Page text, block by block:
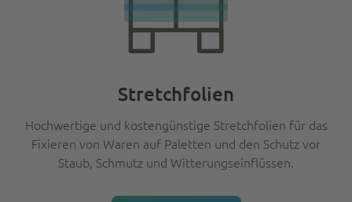
Stretchfolien
Hochwertige und kostengünstige Stretchfolien für das
Fixieren von Waren auf Paletten und den Schutz vor
Staub, Schmutz und Witterungseinflüssen.